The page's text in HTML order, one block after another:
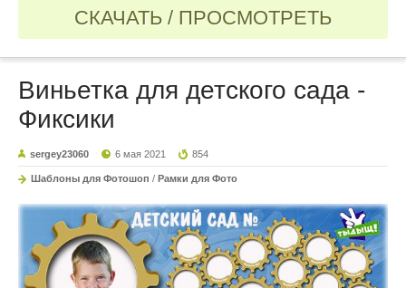
СКАЧАТЬ / ПРОСМОТРЕТЬ
Виньетка для детского сада -
Фиксики
sergey23060 6 мая 2021 854
Шаблоны для Фотошоп / Рамки для Фото